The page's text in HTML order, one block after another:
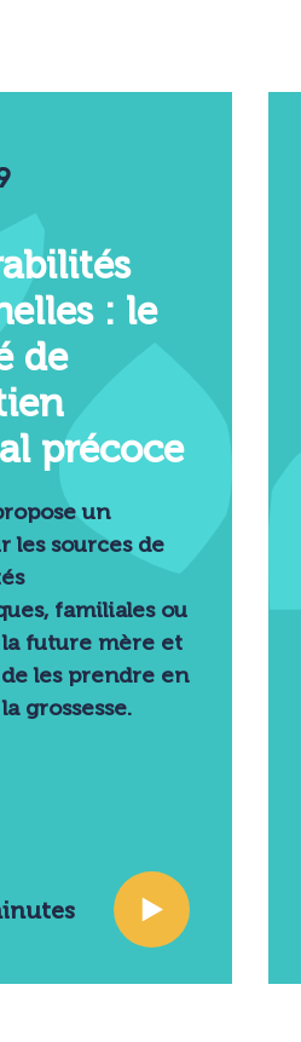
: le
de
précoce
un
les sources de
familiales ou
la future mère et
les prendre en
grossesse.